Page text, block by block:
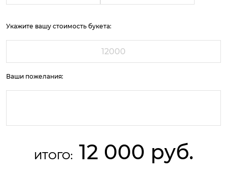
Укажите вашу стоимость букета:
Ваши пожелания:
ИТОГО: 12 000 руб.